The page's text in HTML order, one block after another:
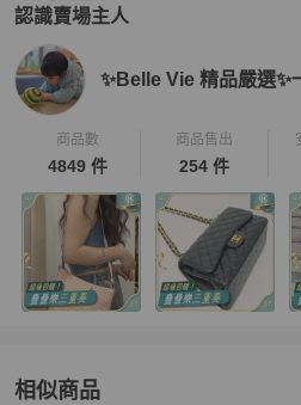
認識賣場主人
PopChill 拍拍圈嚴選賣家 ✨Belle
✨Belle Vie 精品嚴選✨
商品數
4849 件
商品售出
254 件
相似商品